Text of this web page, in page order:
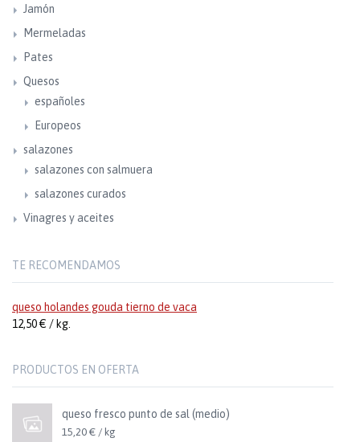
Jamón
Mermeladas
Pates
Quesos
españoles
Europeos
salazones
salazones con salmuera
salazones curados
Vinagres y aceites
TE RECOMENDAMOS
queso holandes gouda tierno de vaca
12,50 € / kg.
PRODUCTOS EN OFERTA
queso fresco punto de sal (medio)
15,20 € / kg